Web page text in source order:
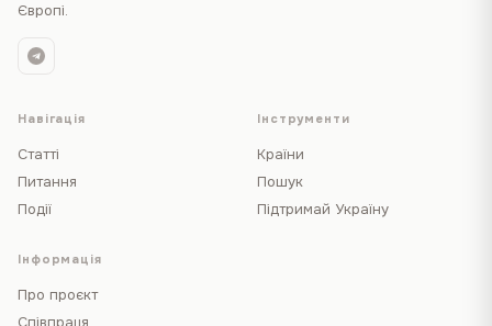
Європі.
Навігація
Статті
Питання
Події
Інструменти
Країни
Пошук
Підтримай Україну
Інформація
Про проєкт
Співпраця